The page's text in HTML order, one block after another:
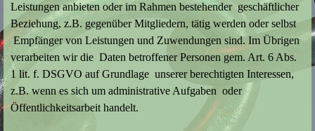
Leistungen anbieten oder im Rahmen bestehender geschäftlicher
Beziehung, z.B. gegenüber Mitgliedern, tätig werden oder selbst
Empfänger von Leistungen und Zuwendungen sind. Im Übrigen
verarbeiten wir die Daten betroffener Personen gem. Art. 6 Abs.
1 lit. f. DSGVO auf Grundlage unserer berechtigten Interessen,
z.B. wenn es sich um administrative Aufgaben oder
Öffentlichkeitsarbeit handelt.